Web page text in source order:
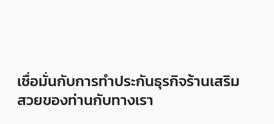
เชื่อมั่นกับการทำประกันธุรกิจร้านเสริม
สวยของท่านกับทางเรา